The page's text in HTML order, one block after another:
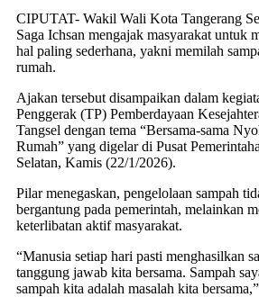
CIPUTAT- Wakil Wali Kota Tangerang
Saga Ichsan mengajak masyarakat untuk
hal paling sederhana, yakni memilah
rumah.
Ajakan tersebut disampaikan dalam
Penggerak (TP) Pemberdayaan
Tangsel dengan tema “Bersama-sama
Rumah” yang digelar di Pusat
Selatan, Kamis (22/1/2026).
Pilar menegaskan, pengelolaan sampah
bergantung pada pemerintah, melainkan
keterlibatan aktif masyarakat.
“Manusia setiap hari pasti menghasilkan
tanggung jawab kita bersama. Sampah
sampah kita adalah masalah kita